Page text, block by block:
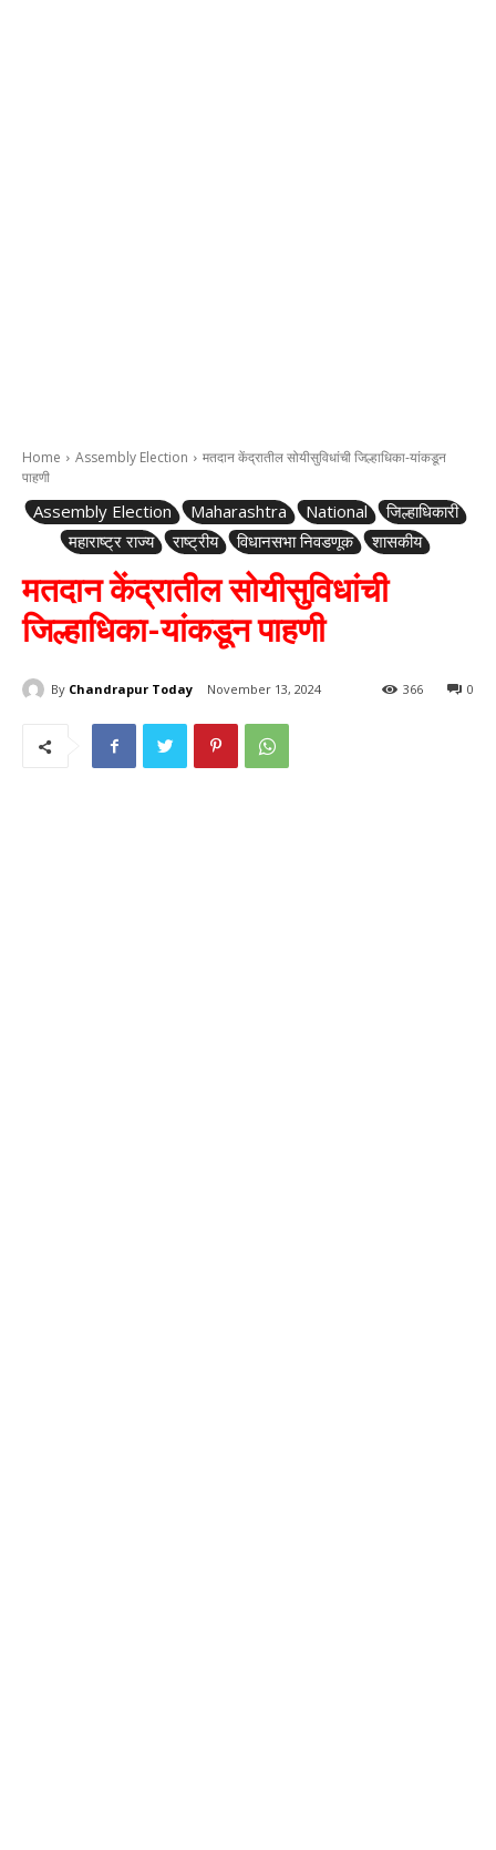
Home Assembly Election
मतदान केंद्रातील सोयीसुविधांची जिल्हाधिका-यांकडून
पाहणी
Assembly Election Maharashtra National
जिल्हाधिकारी
महाराष्ट्र राज्य
राष्ट्रीय विधानसभा निवडणूक शासकीय
मतदान केंद्रातील सोयीसुविधांची
जिल्हाधिका-यांकडून पाहणी
By Chandrapur Today November 13, 2024 0
366